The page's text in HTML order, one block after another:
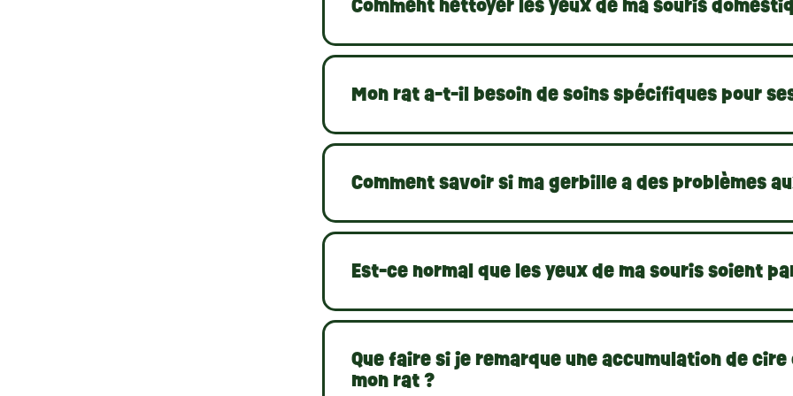
Comment nettoyer les yeux de ma souris
Mon rat a-t-il besoin de soins spécifiques pour
Comment savoir si ma gerbille a des problèmes
Est-ce normal que les yeux de ma souris soient
Que faire si je remarque une accumulation de
mon rat ?